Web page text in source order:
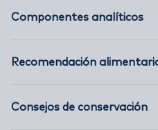
Componentes analíticos
Recomendación
Consejos de conservación